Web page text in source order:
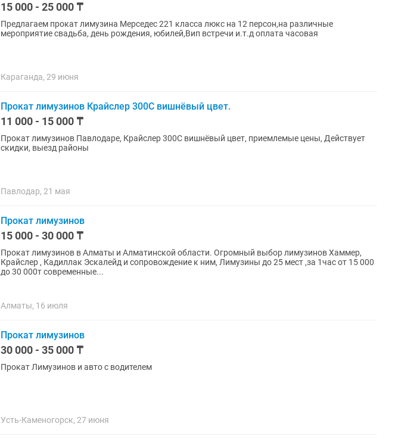
15 000 - 25 000 ₸
Предлагаем прокат лимузина Мерседес 221 класса люкс на 12 персон,на различные
мероприятие свадьба, день рождения, юбилей,Вип встречи и.т.д оплата часовая
Караганда, 29 июня
Прокат лимузинов Крайслер 300С вишнёвый цвет.
11 000 - 15 000 ₸
Прокат лимузинов Павлодаре, Крайслер 300С вишнёвый цвет, приемлемые цены, Действует
скидки, выезд районы
Павлодар, 21 мая
Прокат лимузинов
15 000 - 30 000 ₸
Прокат лимузинов в Алматы и Алматинской области. Огромный выбор лимузинов Хаммер,
Крайслер , Кадиллак Эскалейд и сопровождение к ним, Лимузины до 25 мест ,за 1час от 15 000
до 30 000т современные...
Алматы, 16 июля
Прокат лимузинов
30 000 - 35 000 ₸
Прокат Лимузинов и авто с водителем
Усть-Каменогорск, 27 июня